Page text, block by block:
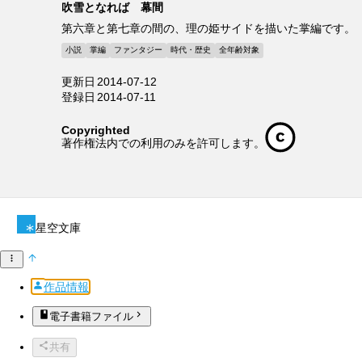
吹雪となれば 幕間
第六章と第七章の間の、理の姫サイドを描いた掌編です。
小説 掌編 ファンタジー 時代・歴史 全年齢対象
更新日 2014-07-12
登録日 2014-07-11
Copyrighted
著作権法内での利用のみを許可します。
星空文庫
作品情報
電子書籍ファイル
共有